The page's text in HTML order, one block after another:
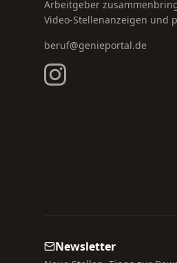
Arbeitgeber
Video-Stellenanzeigen und
beruf@genieportal.de
Newsletter